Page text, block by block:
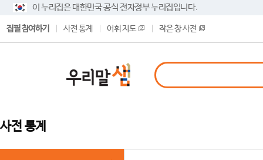
이 누리집은 대한민국 공식 전자정부 누리집입니다.
집필 참여하기 사전 통계 어휘 지도 작은 창 사전
사전 통계